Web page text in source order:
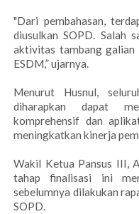
"Dari pembahasan,
diusulkan SOPD. Salah
aktivitas tambang galian
ESDM,” ujarnya.
Menurut Husnul,
diharapkan dapat
komprehensif dan
meningkatkan kinerja
Wakil Ketua Pansus III,
tahap finalisasi ini
sebelumnya dilakukan
SOPD.